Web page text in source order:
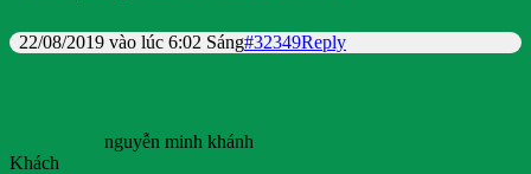
22/08/2019 vào lúc 6:02 Sáng#32349Reply
nguyễn minh khánh
Khách